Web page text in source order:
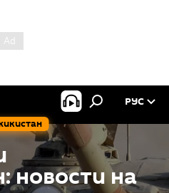
РУС
новости на